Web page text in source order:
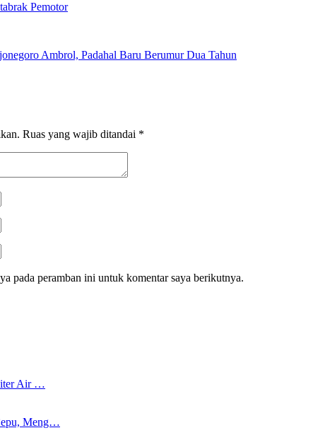
Pemotor
Ambrol, Padahal Baru Berumur Dua Tahun
Ruas yang wajib ditandai *
pada peramban ini untuk komentar saya berikutnya.
Air …
Meng…